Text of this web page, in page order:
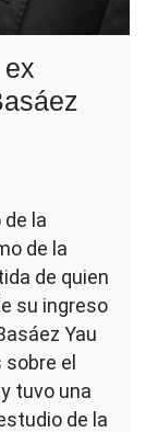
la
de la
de quien
su ingreso
Yau
el
tuvo una
de la